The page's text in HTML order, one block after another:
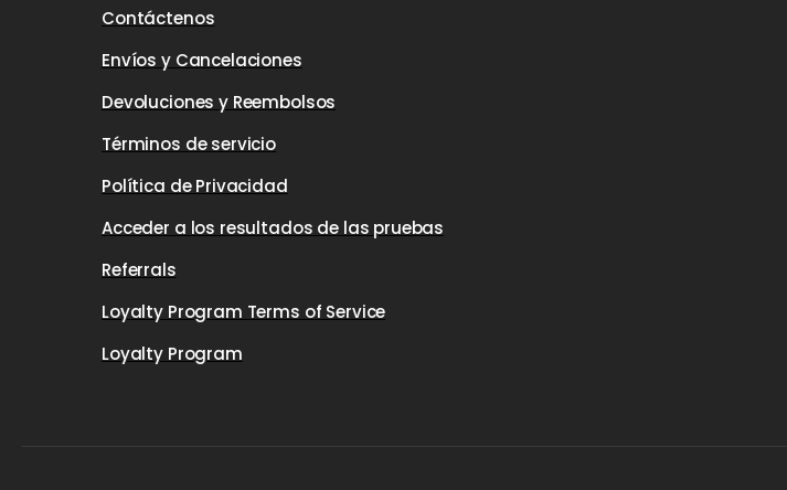
Contáctenos
Envíos y Cancelaciones
Devoluciones y Reembolsos
Términos de servicio
Política de Privacidad
Acceder a los resultados de las pruebas
Referrals
Loyalty Program Terms of Service
Loyalty Program